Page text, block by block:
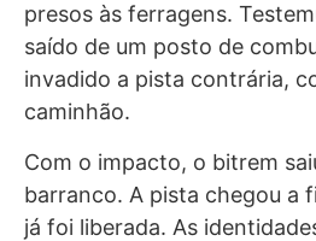
presos às ferragens.
saído de um posto de
invadido a pista contrária,
caminhão.
Com o impacto, o bitrem
barranco. A pista chegou a
já foi liberada. As